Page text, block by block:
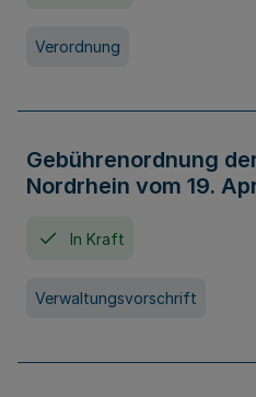
Verordnung
Gebührenordnung
Nordrhein vom 19.
In Kraft
Verwaltungsvorschrift